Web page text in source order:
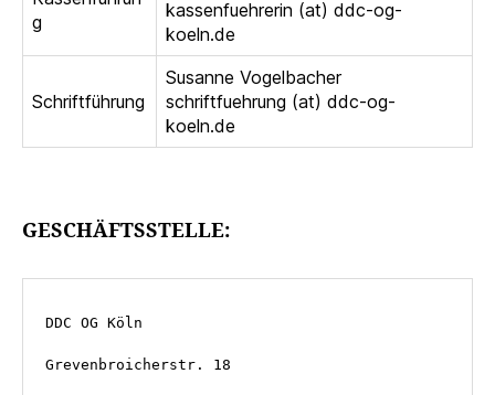
g
kassenfuehrerin (at) ddc-og-
koeln.de
Schriftführung
Susanne Vogelbacher
schriftfuehrung (at) ddc-og-
koeln.de
GESCHÄFTSSTELLE:
DDC OG Köln
Grevenbroicherstr. 18